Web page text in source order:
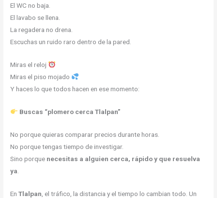
El WC no baja.
El lavabo se llena.
La regadera no drena.
Escuchas un ruido raro dentro de la pared.
Miras el reloj
Miras el piso mojado
Y haces lo que todos hacen en ese momento:
Buscas “plomero cerca Tlalpan”
No porque quieras comparar precios durante horas.
No porque tengas tiempo de investigar.
Sino porque necesitas a alguien cerca, rápido y que resuelva
ya
EnTlalpan , el tráfico, la distancia y el tiempo lo cambian todo. Un